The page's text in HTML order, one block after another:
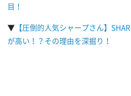
目！
▼ 【圧倒的人気シャープさん】
が高い！？その理由を深掘り！